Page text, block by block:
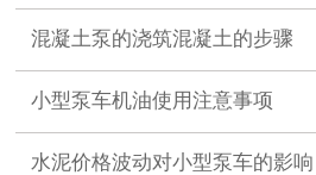
混凝土泵的浇筑混凝土的步骤
小型泵车机油使用注意事项
水泥价格波动对小型泵车的影响